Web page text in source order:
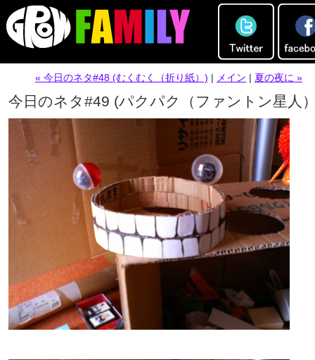
« 今日のネタ#48 (むくむく（折り紙）) | メイン | 夏の夜に »
今日のネタ#49 (パクパク（ファントン星人